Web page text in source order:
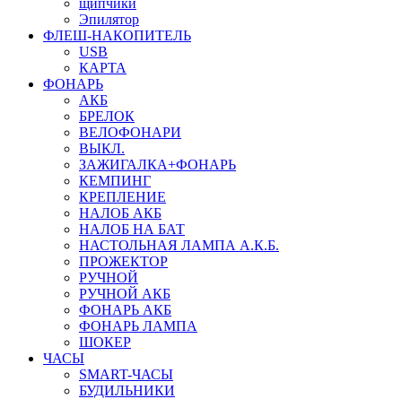
щипчики
Эпилятор
ФЛЕШ-НАКОПИТЕЛЬ
USB
КАРТА
ФОНАРЬ
АКБ
БРЕЛОК
ВЕЛОФОНАРИ
ВЫКЛ.
ЗАЖИГАЛКА+ФОНАРЬ
КЕМПИНГ
КРЕПЛЕНИЕ
НАЛОБ АКБ
НАЛОБ НА БАТ
НАСТОЛЬНАЯ ЛАМПА А.К.Б.
ПРОЖЕКТОР
РУЧНОЙ
РУЧНОЙ АКБ
ФОНАРЬ АКБ
ФОНАРЬ ЛАМПА
ШОКЕР
ЧАСЫ
SMART-ЧАСЫ
БУДИЛЬНИКИ